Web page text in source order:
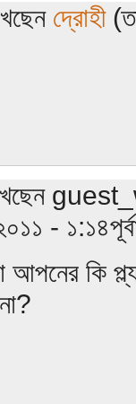
দ্রোহী
-
আপনের কি